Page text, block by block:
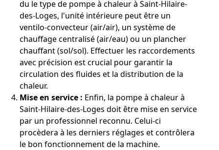
du le type de pompe à chaleur à Saint-Hilaire-
des-Loges, l'unité intérieure peut être un
ventilo-convecteur (air/air), un système de
chauffage centralisé (air/eau) ou un plancher
chauffant (sol/sol). Effectuer les raccordements
avec précision est crucial pour garantir la
circulation des fluides et la distribution de la
chaleur.
Mise en service : Enfin, la pompe à chaleur à
Saint-Hilaire-des-Loges doit être mise en service
par un professionnel reconnu. Celui-ci
procèdera à les derniers réglages et contrôlera
le bon fonctionnement de la machine.